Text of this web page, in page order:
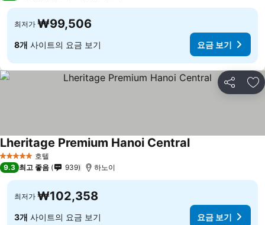
최저가 ₩99,506
8개 사이트의 요금 보기 요금 보기
공유 즐
5 성급 호텔
Lheritage Premium Hanoi Central
9.3 최고 좋음 939 하노이
최저가 ₩102,358
3개 사이트의 요금 보기 요금 보기